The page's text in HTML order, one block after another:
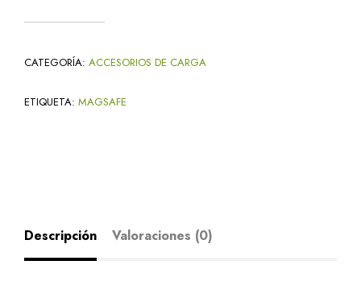
CATEGORÍA: ACCESORIOS DE CARGA
ETIQUETA: MAGSAFE
Descripción Valoraciones (0)